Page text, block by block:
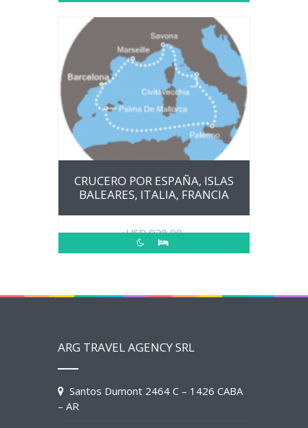
CRUCERO POR ESPAÑA, ISLAS
BALEARES, ITALIA, FRANCIA
USD928.00
ARG TRAVEL AGENCY SRL
Santos Dumont 2464 C – 1426 CABA
– AR